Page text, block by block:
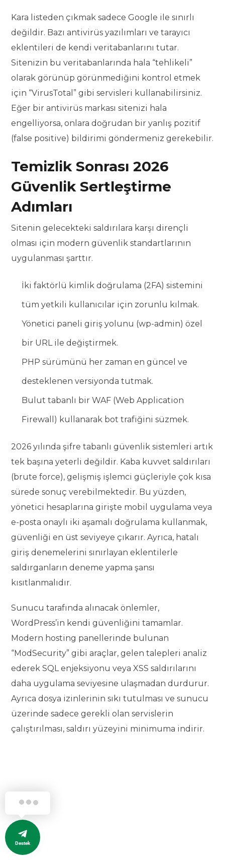
Kara listeden çıkmak sadece Google ile sınırlı
değildir. Bazı antivirüs yazılımları ve tarayıcı
eklentileri de kendi veritabanlarını tutar.
Sitenizin bu veritabanlarında hala “tehlikeli”
olarak görünüp görünmediğini kontrol etmek
için “VirusTotal” gibi servisleri kullanabilirsiniz.
Eğer bir antivirüs markası sitenizi hala
engelliyorsa, onlara doğrudan bir yanlış pozitif
(false positive) bildirimi göndermeniz gerekebilir.
Temizlik Sonrası 2026
Güvenlik Sertleştirme
Adımları
Sitenin gelecekteki saldırılara karşı dirençli
olması için modern güvenlik standartlarının
uygulanması şarttır.
İki faktörlü kimlik doğrulama (2FA) sistemini
tüm yetkili kullanıcılar için zorunlu kılmak.
Yönetici paneli giriş yolunu (wp-admin) özel
bir URL ile değiştirmek.
PHP sürümünü her zaman en güncel ve
desteklenen versiyonda tutmak.
Bulut tabanlı bir WAF (Web Application
Firewall) kullanarak bot trafiğini süzmek.
2026 yılında şifre tabanlı güvenlik sistemleri artık
tek başına yeterli değildir. Kaba kuvvet saldırıları
(brute force), gelişmiş işlemci güçleriyle çok kısa
sürede sonuç verebilmektedir. Bu yüzden,
yönetici hesaplarına girişte mobil uygulama veya
e-posta onaylı iki aşamalı doğrulama kullanmak,
güvenliği en üst seviyeye çıkarır. Ayrıca, hatalı
giriş denemelerini sınırlayan eklentilerle
saldırganların deneme yapma şansı
kısıtlanmalıdır.
Sunucu tarafında alınacak önlemler,
WordPress’in kendi güvenliğini tamamlar.
Modern hosting panellerinde bulunan
“ModSecurity” gibi araçlar, gelen talepleri analiz
ederek SQL enjeksiyonu veya XSS saldırılarını
daha uygulama seviyesine ulaşmadan durdurur.
Ayrıca dosya izinlerinin sıkı tutulması ve sunucu
üzerinde sadece gerekli olan servislerin
çalıştırılması, saldırı yüzeyini minimuma indirir.
Destek